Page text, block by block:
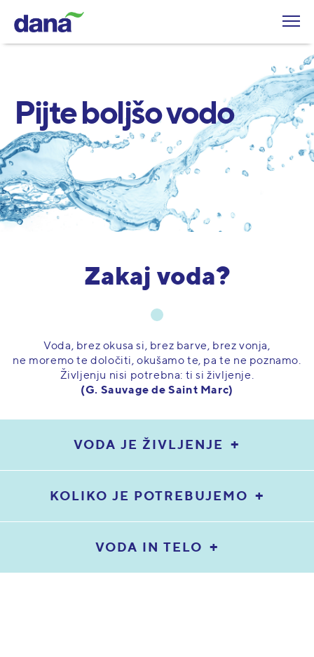
Pijte boljšo vodo
Zakaj voda?
Voda, brez okusa si, brez barve, brez vonja,
ne moremo te določiti, okušamo te, pa te ne poznamo.
Življenju nisi potrebna: ti si življenje.
(G. Sauvage de Saint Marc)
VODA JE ŽIVLJENJE
KOLIKO JE POTREBUJEMO
VODA IN TELO